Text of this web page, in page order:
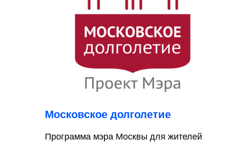
Московское долголетие
Программа мэра Москвы для жителей